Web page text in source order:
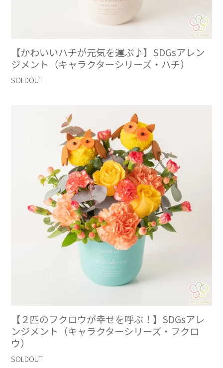
【かわいいハチが元気を運ぶ♪】SDGsアレン
ジメント（キャラクターシリーズ・ハチ）
SOLDOUT
【２匹のフクロウが幸せを呼ぶ！】SDGsアレ
ンジメント（キャラクターシリーズ・フクロ
ウ）
SOLDOUT